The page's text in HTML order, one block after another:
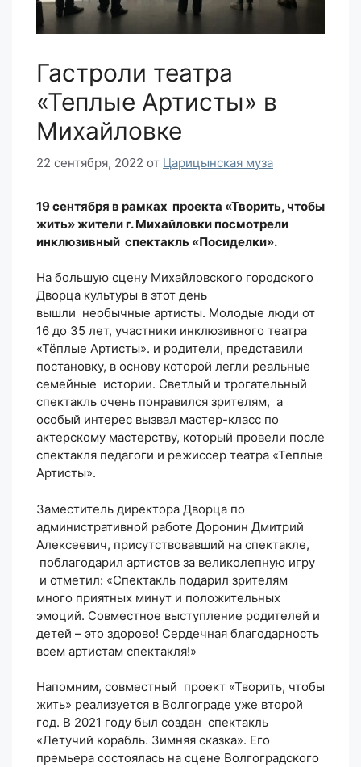
Гастроли театра
«Теплые Артисты» в
Михайловке
22 сентября, 2022 от Царицынская муза
19 сентября в рамках проекта «Творить, чтобы
жить» жители г. Михайловки посмотрели
инклюзивный спектакль «Посиделки».
На большую сцену Михайловского городского
Дворца культуры в этот день
вышли необычные артисты. Молодые люди от
16 до 35 лет, участники инклюзивного театра
«Тёплые Артисты». и родители, представили
постановку, в основу которой легли реальные
семейные истории. Светлый и трогательный
спектакль очень понравился зрителям, а
особый интерес вызвал мастер-класс по
актерскому мастерству, который провели после
спектакля педагоги и режиссер театра «Теплые
Артисты».
Заместитель директора Дворца по
административной работе Доронин Дмитрий
Алексеевич, присутствовавший на спектакле,
поблагодарил артистов за великолепную игру
и отметил: «Спектакль подарил зрителям
много приятных минут и положительных
эмоций. Совместное выступление родителей и
детей – это здорово! Сердечная благодарность
всем артистам спектакля!»
Напомним, совместный проект «Творить, чтобы
жить» реализуется в Волгограде уже второй
год. В 2021 году был создан спектакль
«Летучий корабль. Зимняя сказка». Его
премьера состоялась на сцене Волгоградского